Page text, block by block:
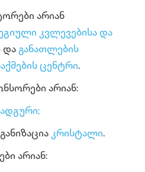
არიან
კვლევებისა და
და განათლების
ცენტრი.
არიან:
კრისტალი.
არიან: